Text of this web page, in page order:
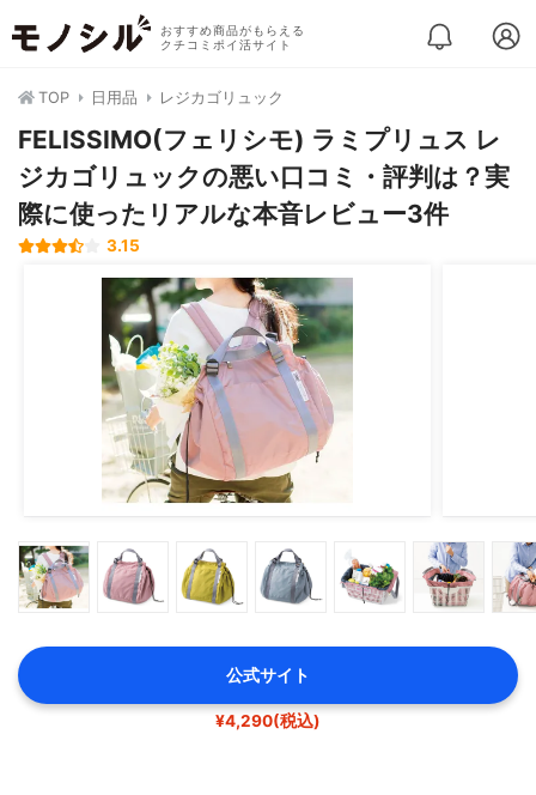
おすすめ商品がもらえる
クチコミポイ活サイト
TOP 日用品 レジカゴリュック
FELISSIMO(フェリシモ) ラミプリュス レ
ジカゴリュックの悪い口コミ・評判は？実
際に使ったリアルな本音レビュー3件
3.15
公式サイト
¥4,290(税込)